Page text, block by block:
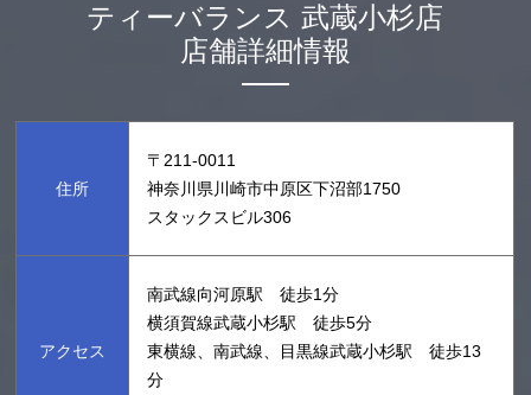
ティーバランス 武蔵小杉店
店舗詳細情報
住所
〒211-0011
神奈川県川崎市中原区下沼部1750
スタックスビル306
アクセス
南武線向河原駅 徒歩1分
横須賀線武蔵小杉駅 徒歩5分
東横線、南武線、目黒線武蔵小杉駅 徒歩13
分